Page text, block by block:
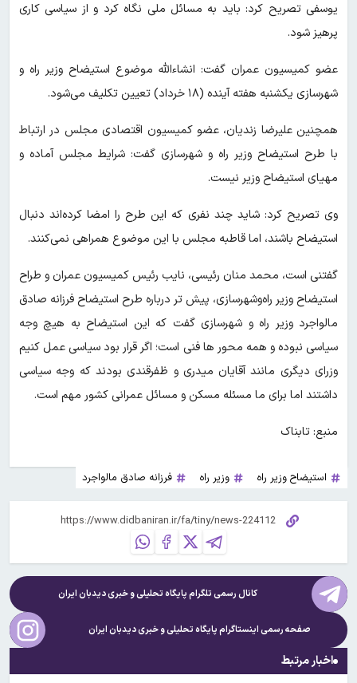
یوسفی تصریح کرد: باید به مسائل ملی نگاه کرد و از سیاسی کاری
پرهیز شود.
عضو کمیسیون عمران گفت: انشاءالله موضوع استیضاح وزیر راه و
شهرسازی یکشنبه هفته آینده (۱۸ خرداد) تعیین تکلیف می‌شود.
همچنین علیرضا زندیان، عضو کمیسیون اقتصادی مجلس در ارتباط
با طرح استیضاح وزیر راه و شهرسازی گفت: شرایط مجلس آماده و
مهیای استیضاح وزیر نیست.
وی تصریح کرد: شاید چند نفری که این طرح را امضا کرده‌اند دنبال
استیضاح باشند، اما قاطبه مجلس با این موضوع همراهی نمی‌کنند.
گفتنی است، محمد منان رئیسی، نایب رئیس کمیسیون عمران و طراح
استیضاح وزیر راه‌وشهرسازی، پیش تر درباره طرح استیضاح فرزانه صادق
مالواجرد وزیر راه و شهرسازی گفت که این استیضاح به هیچ وجه
سیاسی نبوده و همه محور ها فنی است؛ اگر قرار بود سیاسی عمل‌ کنیم
وزرای دیگری مانند آقایان میدری و ظفرقندی بودند که وجه سیاسی
داشتند اما برای ما مسئله مسکن و مسائل عمرانی کشور مهم است.
منبع: تابناک
استیضاح وزیر راه وزیر راه فرزانه صادق مالواجرد
کانال رسمی تلگرام پایگاه تحلیلی و خبریدیدبان ایران
صفحه رسمی اینستاگرام پایگاه تحلیلی و خبریدیدبان ایران
اخبار مرتبط